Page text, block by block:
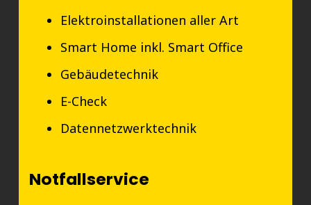
Elektroinstallationen aller Art
Smart Home inkl. Smart Office
Gebäudetechnik
E-Check
Datennetzwerktechnik
Notfallservice